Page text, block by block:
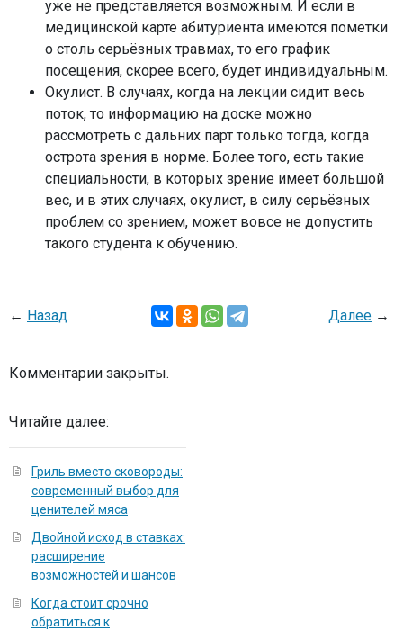
уже не представляется возможным. И если в
медицинской карте абитуриента имеются пометки
о столь серьёзных травмах, то его график
посещения, скорее всего, будет индивидуальным.
Окулист. В случаях, когда на лекции сидит весь
поток, то информацию на доске можно
рассмотреть с дальних парт только тогда, когда
острота зрения в норме. Более того, есть такие
специальности, в которых зрение имеет большой
вес, и в этих случаях, окулист, в силу серьёзных
проблем со зрением, может вовсе не допустить
такого студента к обучению.
← Назад Далее →
Комментарии закрыты.
Читайте далее:
Гриль вместо сковороды:
современный выбор для
ценителей мяса
Двойной исход в ставках:
расширение
возможностей и шансов
Когда стоит срочно
обратиться к